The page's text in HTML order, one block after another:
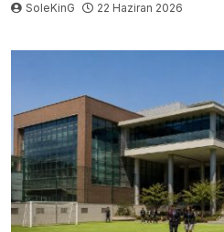
SoleKinG 22 Haziran 2026